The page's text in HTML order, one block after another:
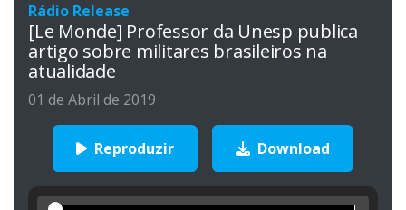
Rádio Release
[Le Monde] Professor da Unesp publica
artigo sobre militares brasileiros na
atualidade
01 de Abril de 2019
Reproduzir Download